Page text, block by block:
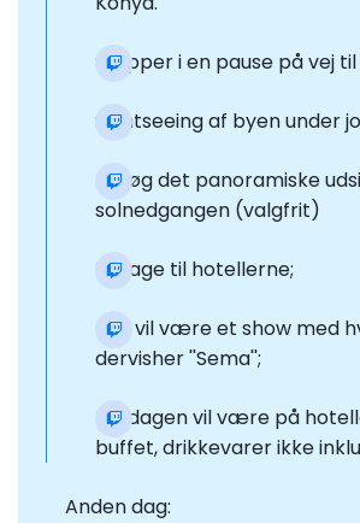
Stopper i en pause på vej
Sightseeing af byen under
Besøg det panoramiske
solnedgangen (valgfrit)
Tilbage til hotellerne;
Der vil være et show med
dervisher ''Sema'';
Middagen vil være på
buffet, drikkevarer ikke
Anden dag: